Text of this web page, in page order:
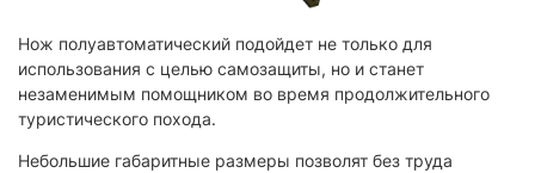
Нож полуавтоматический подойдет не только для
использования с целью самозащиты, но и станет
незаменимым помощником во время продолжительного
туристического похода.
Небольшие габаритные размеры позволят без труда